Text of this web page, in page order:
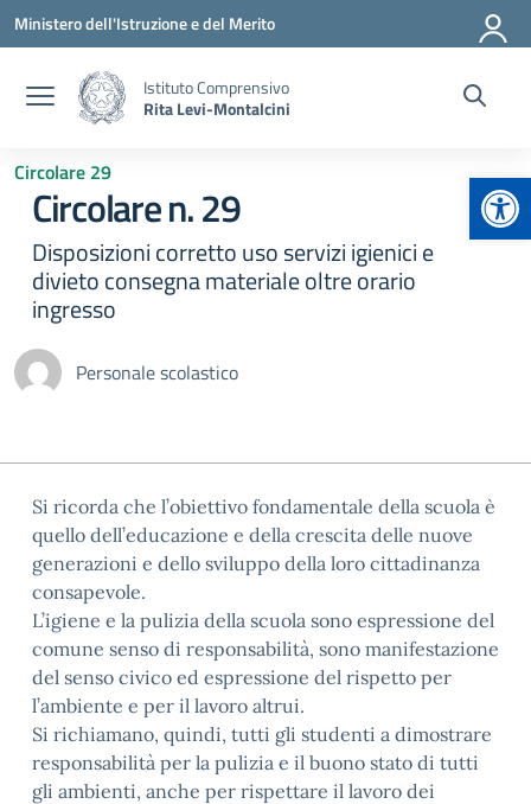
Vai ai contenuti
Vai al menu di navigazione
Vai al footer
Ministero dell'Istruzione e del Merito
Istituto Comprensivo
Rita Levi-Montalcini
Circolare 29
Circolare n. 29
Disposizioni corretto uso servizi igienici e
divieto consegna materiale oltre orario
ingresso
Personale scolastico
Si ricorda che l’obiettivo fondamentale della scuola è
quello dell’educazione e della crescita delle nuove
generazioni e dello sviluppo della loro cittadinanza
consapevole.
L’igiene e la pulizia della scuola sono espressione del
comune senso di responsabilità, sono manifestazione
del senso civico ed espressione del rispetto per
l’ambiente e per il lavoro altrui.
Si richiamano, quindi, tutti gli studenti a dimostrare
responsabilità per la pulizia e il buono stato di tutti
gli ambienti, anche per rispettare il lavoro dei